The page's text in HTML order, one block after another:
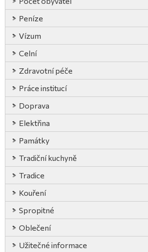
Peníze
Vízum
Celní
Zdravotní péče
Práce institucí
Doprava
Elektřina
Památky
Tradiční kuchyně
Tradice
Kouření
Spropitné
Oblečení
Užitečné informace